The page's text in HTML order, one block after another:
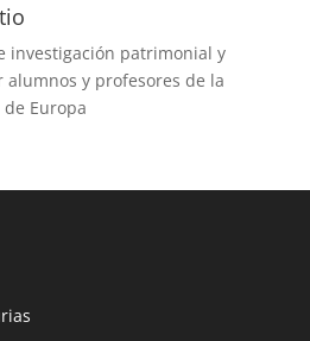
investigación patrimonial y
y profesores de la
de Europa